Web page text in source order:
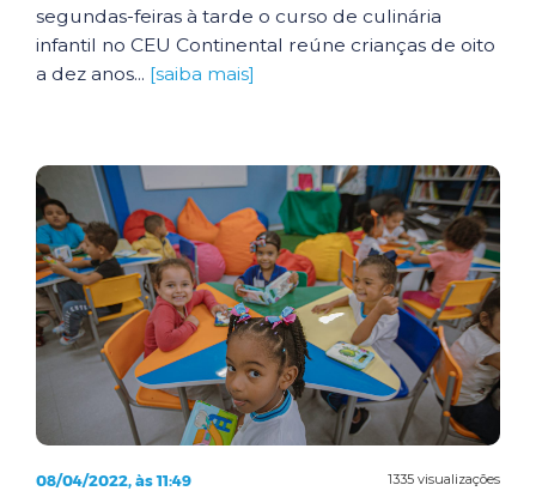
segundas-feiras à tarde o curso de culinária
infantil no CEU Continental reúne crianças de oito
a dez anos... [saiba mais]
1335 visualizações
08/04/2022, às 11:49